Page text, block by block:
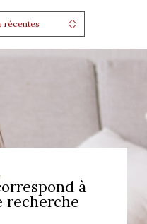
récentes
à
recherche